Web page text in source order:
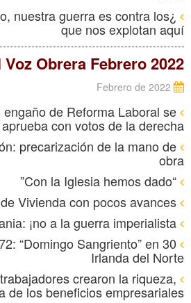
nuestra guerra es contra los
que nos explotan aquí
Voz Obrera Febrero 2022
de Reforma Laboral se
aprueba con votos de la derecha
precarización de la mano de
obra
“Con la Iglesia hemos dado”
“Domingo Sangriento” en
Irlanda del Norte
crearon la riqueza,
de los beneficios empresariales!